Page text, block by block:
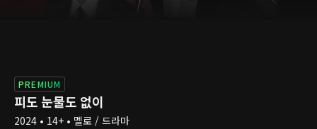
PREMIUM
피도 눈물도 없이
2024 • 14+ • 멜로 / 드라마